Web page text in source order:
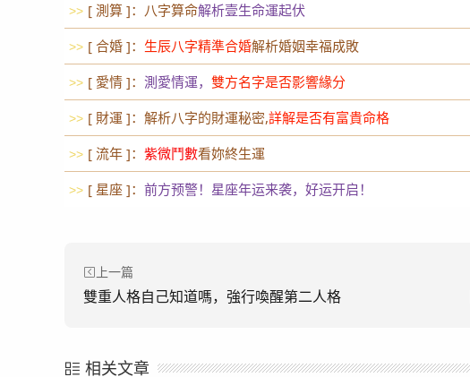
>> [ 測算 ]：八字算命解析壹生命運起伏
>> [ 合婚 ]： 生辰八字精準合婚解析婚姻幸福成敗
>> [ 愛情 ]： 測愛情運， 雙方名字是否影響緣分
>> [ 財運 ]：解析八字的財運秘密,詳解是否有富貴命格
>> [ 流年 ]： 紫微鬥數看妳終生運
>> [ 星座 ]： 前方预警！星座年运来袭，好运开启！
上一篇
雙重人格自己知道嗎，強行喚醒第二人格
相关文章